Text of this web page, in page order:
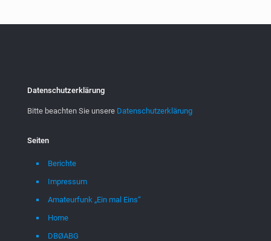
Datenschutzerklärung
Bitte beachten Sie unsere Datenschutzerklärung
Seiten
Berichte
Impressum
Amateurfunk „Ein mal Eins“
Home
DBØABG